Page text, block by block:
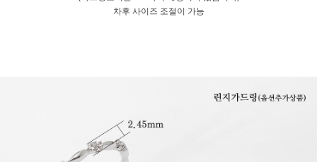
차후 사이즈 조절이 가능